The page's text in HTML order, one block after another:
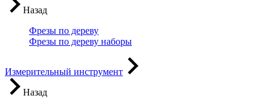
Назад
Фрезы по дереву
Фрезы по дереву наборы
Измерительный инструмент
Назад